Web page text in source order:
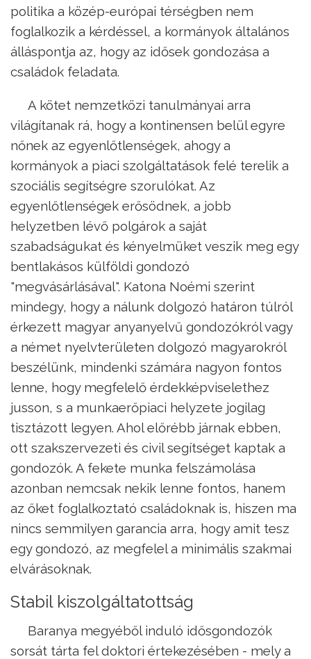
politika a közép-európai térségben nem
foglalkozik a kérdéssel, a kormányok általános
álláspontja az, hogy az idősek gondozása a
családok feladata.
A kötet nemzetközi tanulmányai arra
világítanak rá, hogy a kontinensen belül egyre
nőnek az egyenlőtlenségek, ahogy a
kormányok a piaci szolgáltatások felé terelik a
szociális segítségre szorulókat. Az
egyenlőtlenségek erősödnek, a jobb
helyzetben lévő polgárok a saját
szabadságukat és kényelmüket veszik meg egy
bentlakásos külföldi gondozó
"megvásárlásával". Katona Noémi szerint
mindegy, hogy a nálunk dolgozó határon túlról
érkezett magyar anyanyelvű gondozókról vagy
a német nyelvterületen dolgozó magyarokról
beszélünk, mindenki számára nagyon fontos
lenne, hogy megfelelő érdekképviselethez
jusson, s a munkaerőpiaci helyzete jogilag
tisztázott legyen. Ahol előrébb járnak ebben,
ott szakszervezeti és civil segítséget kaptak a
gondozók. A fekete munka felszámolása
azonban nemcsak nekik lenne fontos, hanem
az őket foglalkoztató családoknak is, hiszen ma
nincs semmilyen garancia arra, hogy amit tesz
egy gondozó, az megfelel a minimális szakmai
elvárásoknak.
Stabil kiszolgáltatottság
Baranya megyéből induló idősgondozók
sorsát tárta fel doktori értekezésében - mely a